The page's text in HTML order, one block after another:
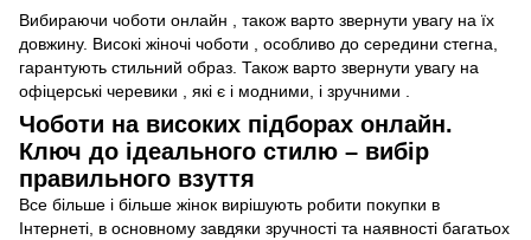
Вибираючи чоботи онлайн , також варто звернути увагу на їх
довжину. Високі жіночі чоботи , особливо до середини стегна,
гарантують стильний образ. Також варто звернути увагу на
офіцерські черевики , які є і модними, і зручними .
Чоботи на високих підборах онлайн.
Ключ до ідеального стилю – вибір
правильного взуття
Все більше і більше жінок вирішують робити покупки в
Інтернеті, в основному завдяки зручності та наявності багатьох